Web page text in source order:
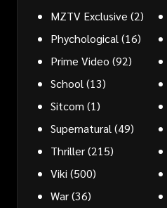
MZTV Exclusive (2)
Phychological(16)
Prime Video (92)
School(13)
Sitcom (1)
Supernatural(49)
Thriller(215)
Viki (500)
War(36)